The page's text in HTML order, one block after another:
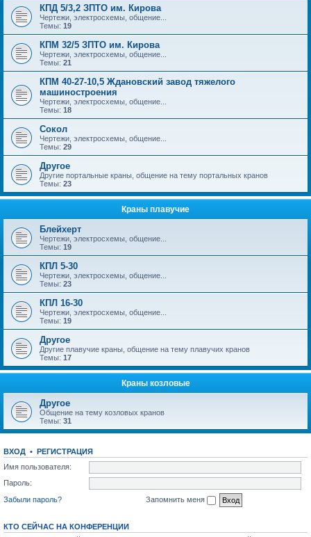
КПД 5/3,2 ЗПТО им. Кирова
Чертежи, электросхемы, общение...
Темы: 19
КПМ 32/5 ЗПТО им. Кирова
Чертежи, электросхемы, общение...
Темы: 21
КПМ 40-27-10,5 Ждановский завод тяжелого
машиностроения
Чертежи, электросхемы, общение...
Темы: 18
Сокол
Чертежи, электросхемы, общение...
Темы: 29
Другое
Другие портальные краны, общение на тему портальных кранов
Темы: 23
Краны плавучие
Блейхерт
Чертежи, электросхемы, общение...
Темы: 19
КПЛ 5-30
Чертежи, электросхемы, общение...
Темы: 23
КПЛ 16-30
Чертежи, электросхемы, общение...
Темы: 19
Другое
Другие плавучие краны, общение на тему плавучих кранов
Темы: 17
Краны козловые
Другое
Общение на тему козловых кранов
Темы: 31
ВХОД • РЕГИСТРАЦИЯ
Имя пользователя:
Пароль:
Забыли пароль?
Запомнить меня
КТО СЕЙЧАС НА КОНФЕРЕНЦИИ